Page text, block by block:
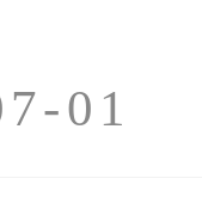
01